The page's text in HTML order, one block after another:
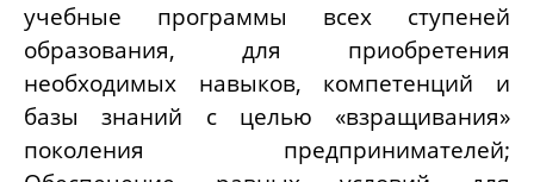
учебные программы всех ступеней
образования, для приобретения
необходимых навыков, компетенций и
базы знаний с целью «взращивания»
поколения предпринимателей;